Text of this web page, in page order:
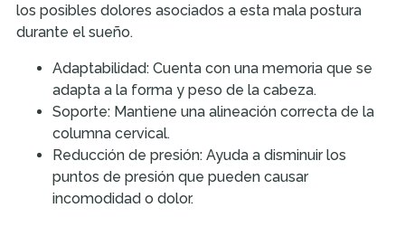
los posibles dolores asociados a esta mala postura
durante el sueño.
Adaptabilidad: Cuenta con una memoria que se
adapta a la forma y peso de la cabeza.
Soporte: Mantiene una alineación correcta de la
columna cervical.
Reducción de presión: Ayuda a disminuir los
puntos de presión que pueden causar
incomodidad o dolor.